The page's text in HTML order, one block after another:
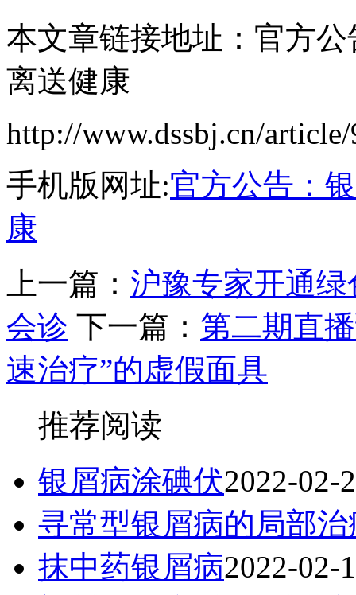
本文章链接地址：官方
离送健康
http://www.dssbj.cn/
手机版网址:官方公告：
康
上一篇： 沪豫专家开通
会诊 下一篇： 第二期直
速治疗”的虚假面具
推荐阅读
银屑病涂碘伏2022-02-
寻常型银屑病的局部治
抹中药银屑病2022-02-